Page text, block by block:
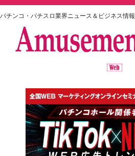
パチンコ・パチスロ業界ニュース＆ビジネス情報